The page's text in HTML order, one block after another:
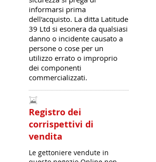
informarsi prima
dell'acquisto. La ditta Latitude
39 Ltd si esonera da qualsiasi
danno o incidente causato a
persone o cose per un
utilizzo errato o improprio
dei componenti
commercializzati.
Registro dei
corrispettivi di
vendita
Le gettoniere vendute in